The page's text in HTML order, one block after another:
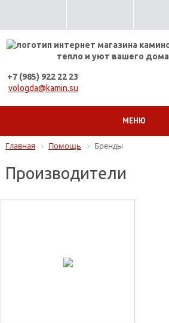
тепло и уют вашего дома
+7 (985) 922 22 23
vologda@kamin.su
МЕНЮ
Главная Помощь Бренды
Производители